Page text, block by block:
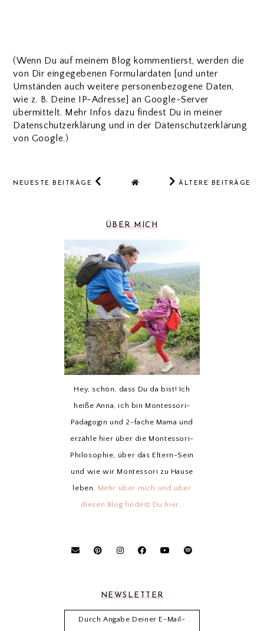
(Wenn Du auf meinem Blog kommentierst, werden die
von Dir eingegebenen Formulardaten [und unter
Umständen auch weitere personenbezogene Daten,
wie z. B. Deine IP-Adresse] an Google-Server
übermittelt. Mehr Infos dazu findest Du in meiner
Datenschutzerklärung und in der Datenschutzerklärung
von Google.)
NEUESTE BEITRÄGE ÄLTERE BEITRÄGE
ÜBER MICH
Hey, schön, dass Du da bist! Ich
heiße Anna, ich bin Montessori-
Pädagogin und 2-fache Mama und
erzähle hier über die Montessori-
Philosophie, über das Eltern-Sein
und wie wir Montessori zu Hause
leben. Mehr über mich und über
diesen Blog findest Du hier…
NEWSLETTER
Durch Angabe Deiner E-Mail-